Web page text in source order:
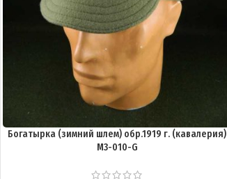
Богатырка (зимний шлем) обр.1919 г. (кавалерия)
M3-010-G